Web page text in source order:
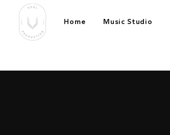
Home Music Studio